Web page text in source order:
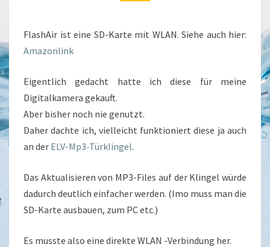
FlashAir ist eine SD-Karte mit WLAN. Siehe auch hier:
Amazonlink
Eigentlich gedacht hatte ich diese für meine
Digitalkamera gekauft.
Aber bisher noch nie genutzt.
Daher dachte ich, vielleicht funktioniert diese ja auch
an der ELV-Mp3-Türklingel.
Das Aktualisieren von MP3-Files auf der Klingel würde
dadurch deutlich einfacher werden. (Imo muss man die
SD-Karte ausbauen, zum PC etc.)
Es musste also eine direkte WLAN -Verbindung her.